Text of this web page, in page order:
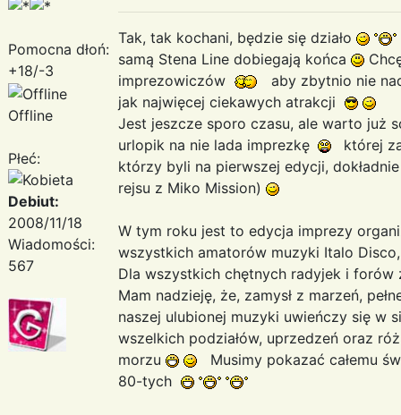
Pomocna dłoń:
+18/-3
Offline
Płeć:
Debiut:
2008/11/18
Wiadomości:
567
Tak, tak kochani, będzie się działo
samą Stena Line dobiegają końca
imprezowiczów
aby zbytnio nie
jak najwięcej ciekawych atrakcji
Jest jeszcze sporo czasu, ale warto już
urlopik na nie lada imprezkę
której
którzy byli na pierwszej edycji,
rejsu z Miko Mission)
W tym roku jest to edycja imprezy
wszystkich amatorów muzyki Italo
Dla wszystkich chętnych radyjek i
Mam nadzieję, że, zamysł z marzeń,
naszej ulubionej muzyki uwieńczy się w
wszelkich podziałów, uprzedzeń oraz
morzu
Musimy pokazać całemu
80-tych